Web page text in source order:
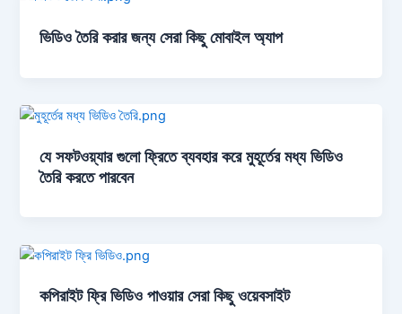
ভিডিও তৈরি করার জন্য সেরা কিছু মোবাইল অ্যাপ
যে সফটওয়্যার গুলো ফ্রিতে ব্যবহার করে মুহূর্তের মধ্য ভিডিও
তৈরি করতে পারবেন
কপিরাইট ফ্রি ভিডিও পাওয়ার সেরা কিছু ওয়েবসাইট